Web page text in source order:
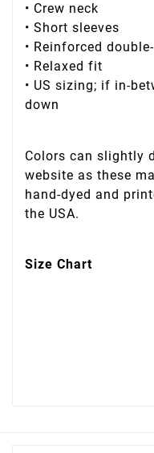
• Crew neck
• Short sleeves
• Reinforced
• Relaxed fit
• US sizing; if in-
down
Colors can slightly
website as these
hand-dyed and
the USA.
Size Chart